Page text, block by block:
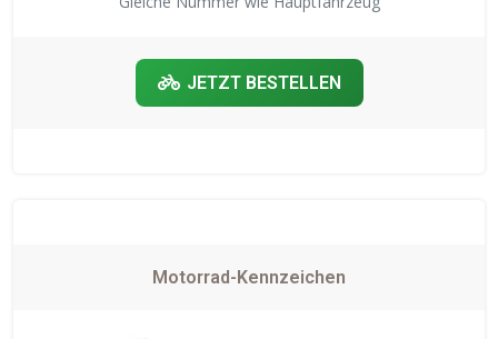
JETZT BESTELLEN
Motorrad-Kennzeichen